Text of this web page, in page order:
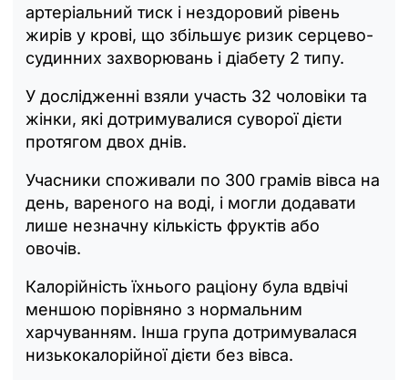
артеріальний тиск і нездоровий рівень
жирів у крові, що збільшує ризик серцево-
судинних захворювань і діабету 2 типу.
У дослідженні взяли участь 32 чоловіки та
жінки, які дотримувалися суворої дієти
протягом двох днів.
Учасники споживали по 300 грамів вівса на
день, вареного на воді, і могли додавати
лише незначну кількість фруктів або
овочів.
Калорійність їхнього раціону була вдвічі
меншою порівняно з нормальним
харчуванням. Інша група дотримувалася
низькокалорійної дієти без вівса.